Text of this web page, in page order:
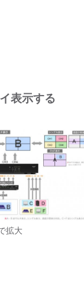
表示する
拡大